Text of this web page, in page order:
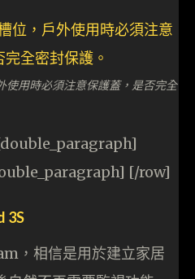
使用時必須注意保護蓋，是否完全
[/row]
3S
，相信是用於建立家居